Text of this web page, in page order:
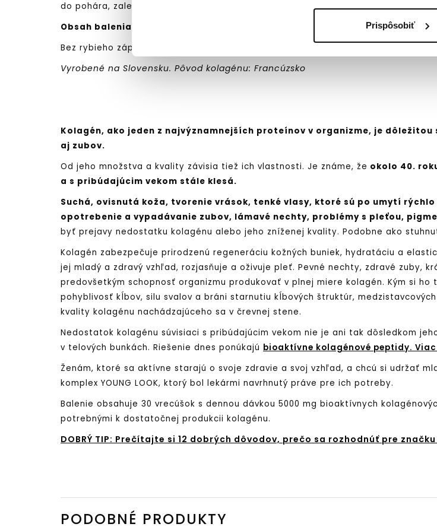
Prispôsobiť
do pohára, zalejte 200 ml vody, dobre rozmiešajte a ihneď vypite.
Obsah balenia:
Bez rybieho zápachu, bez cukru, bez umelých farbív a sladidiel.
Vyrobené na Slovensku. Pôvod kolagénu: Francúzsko
Kolagén, ako jeden z najvýznamnejších proteínov v organizme, je
aj zubov.
Od jeho množstva a kvality závisia tiež ich vlastnosti. Je známe, že okolo 40.
a s pribúdajúcim vekom stále klesá.
Suchá, ovisnutá koža, tvorenie vrások, tenké vlasy, ktoré sú po umytí
opotrebenie a vypadávanie zubov, lámavé nechty, problémy s pleťou,
byť prejavy nedostatku kolagénu alebo jeho zníženej kvality. Podobne ako
Kolagén zabezpečuje prirodzenú regeneráciu kožných buniek, hydratáciu a
jej mladý a zdravý vzhľad, rozjasňuje a oživuje pleť. Pevné nechty, zdravé
predovšetkým schopnosť organizmu produkovať v plnej miere kolagén. Kým si
pohyblivosť kĺbov, silu svalov a bráni starnutiu kĺbových štruktúr,
kvality kolagénu nachádzajúceho sa v črevnej stene.
Nedostatok kolagénu súvisiaci s pribúdajúcim vekom nie je ani tak dôsledkom
v telových bunkách. Riešenie dnes ponúkajú bioaktívne kolagénové peptidy.
Ženám, ktoré sa aktívne starajú o svoje zdravie a svoj vzhľad, a chcú si udržať
komplex YOUNG LOOK, ktorý bol lekármi navrhnutý práve pre ich potreby.
Balenie obsahuje 30 vrecúšok s dennou dávkou 5000 mg bioaktívnych
potrebnými k dostatočnej produkcii kolagénu.
DOBRÝ TIP: Prečítajte si 12 dobrých dôvodov, prečo sa rozhodnúť pre značku
PODOBNÉ PRODUKTY